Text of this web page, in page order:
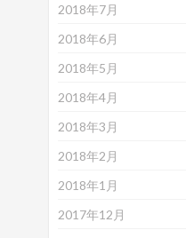
2018年7月
2018年6月
2018年5月
2018年4月
2018年3月
2018年2月
2018年1月
2017年12月